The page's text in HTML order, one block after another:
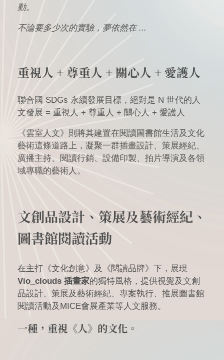
動。
不論要多少次的實驗，夢依然在 ...
重視人 + 尊重人 + 關心人 + 愛護人
聯合國 SDGs 永續發展目標，絕對是 N 世代的人
文發展 = 重視人 + 尊重人 + 關心人 + 愛護人
《雲室人文》則將其建置在閱讀圖書館生活及文化
藝術這條道路上，凝聚一群插畫設計、策展經紀、
廣播主持、閱讀行銷、設備印製、拍片導演及各領
域專職的藝術人。
文創品設計、策展及藝術經紀、
圖書館閱讀活動
在主打《文化創意》及《閱讀品牌》下，展現
Vio_clouds 插畫家的獨特風格，提供視覺及文創
品設計、策展及藝術經紀、專案執行、推展圖書館
閱讀活動及MICE會展產業等人文服務。
一種，重視《人》的文化。